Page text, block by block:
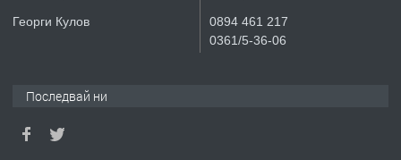
Георги Кулов
0894 461 217
0361/5-36-06
Последвай ни